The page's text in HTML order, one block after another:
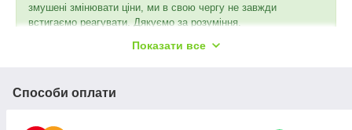
змушені змінювати ціни, ми в свою чергу не завжди
встигаємо реагувати. Дякуємо за розуміння.
Показати все
Способи оплати